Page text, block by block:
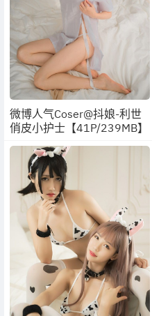
微博人气Coser@抖娘-利世
俏皮小护士【41P/239MB】